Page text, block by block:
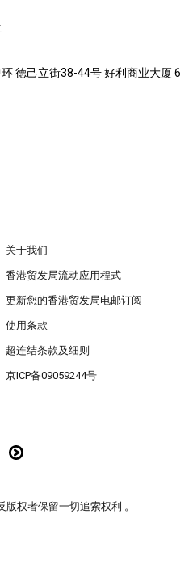
德己立街38-44号 好利商业大厦 6
关于我们
香港贸发局流动应用程式
更新您的香港贸发局电邮订阅
使用条款
超连结条款及细则
京ICP备09059244号
权者保留一切追索权利 。